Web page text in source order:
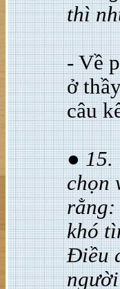
thì
- Về
ở
câu
● 15.
chọn
rằng:
khó
Điều